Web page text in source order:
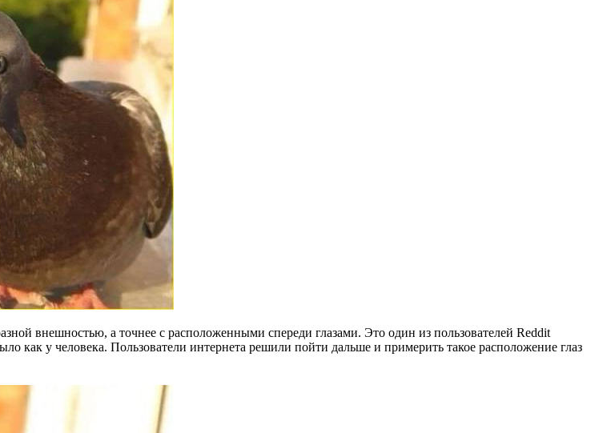
внешностью, а точнее с расположенными спереди глазами. Это один из пользователей Reddit
как у человека. Пользователи интернета решили пойти дальше и примерить такое расположение глаз